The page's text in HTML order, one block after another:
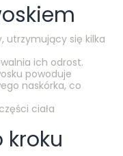
utrzymujący się kilka
ich odrost.
powoduje
naskórka, co
ciała
kroku